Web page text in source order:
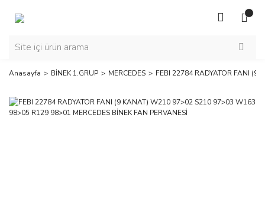
Anasayfa BİNEK 1.GRUP MERCEDES FEBI 22784 RADYATOR FANI (9